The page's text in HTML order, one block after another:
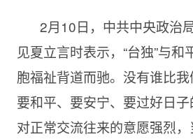
2月10日，中共中央政治
见夏立言时表示，“台独”与
胞福祉背道而驰。没有谁比
要和平、要安宁、要过好日
对正常交流往来的意愿强烈